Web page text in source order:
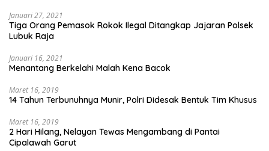
Januari 27, 2021
Tiga Orang Pemasok Rokok Ilegal Ditangkap Jajaran Polsek
Lubuk Raja
Januari 16, 2021
Menantang Berkelahi Malah Kena Bacok
Maret 16, 2019
14 Tahun Terbunuhnya Munir, Polri Didesak Bentuk Tim Khusus
Maret 16, 2019
2 Hari Hilang, Nelayan Tewas Mengambang di Pantai
Cipalawah Garut